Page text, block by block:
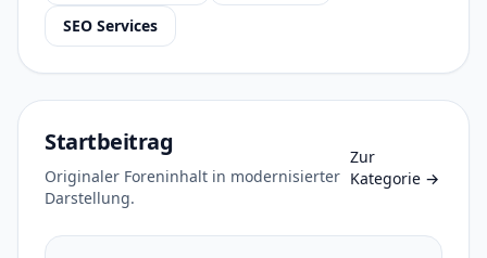
SEO Services
Startbeitrag
Originaler Foreninhalt in modernisierter
Darstellung.
Zur
Kategorie →